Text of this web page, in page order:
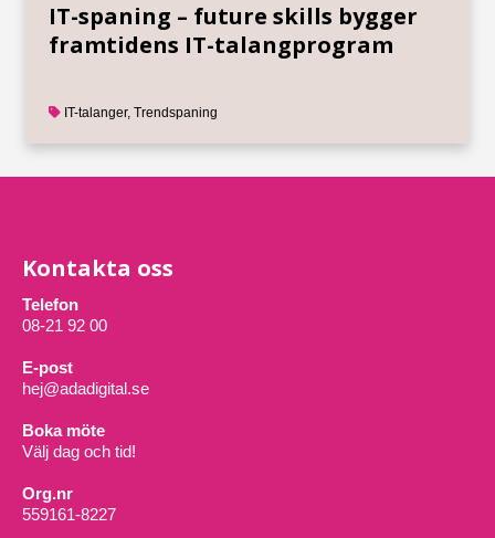
IT-spaning – future skills bygger
framtidens IT-talangprogram
IT-talanger, Trendspaning
Kontakta oss
Telefon
08-21 92 00
E-post
hej@adadigital.se
Boka möte
Välj dag och tid!
Org.nr
559161-8227